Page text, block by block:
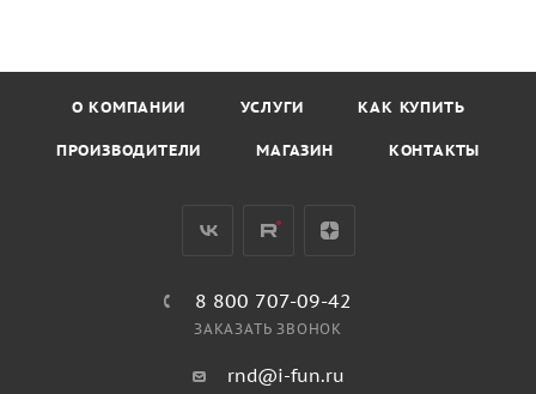
О КОМПАНИИ УСЛУГИ КАК КУПИТЬ
ПРОИЗВОДИТЕЛИ МАГАЗИН КОНТАКТЫ
8 800 707-09-42
ЗАКАЗАТЬ ЗВОНОК
rnd@i-fun.ru